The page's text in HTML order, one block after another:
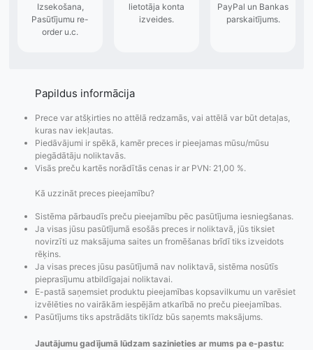
Pasūtījumu statusa
maiņas
paziņojumi,
Izsekošana,
Pasūtījumu re-
order u.c.
piegādes veidi un
to izmaksas bez
lietotāja konta
izveides.
PayPal
Papildus informācija
Prece var atšķirties no attēlā redzamās, vai attēlā var būt detaļas,
kuras nav iekļautas.
Piedāvājumi ir spēkā, kamēr preces ir pieejamas mūsu/mūsu
piegādātāju noliktavās.
Visās preču kartēs norādītās cenas ir ar PVN: 21,00 %.
Kā uzzināt preces pieejamību?
Sistēma pārbaudīs preču pieejamību pēc pasūtījuma iesniegšanas.
Ja visas jūsu pasūtījumā esošās preces ir noliktavā, jūs tiksiet
novirzīti uz maksājuma saites un fromēšanas brīdī tiks izveidots
rēķins.
Ja visas preces jūsu pasūtījumā nav noliktavā, sistēma nosūtīs
pieprasījumu atbildīgajai noliktavai.
E-pastā saņemsiet produktu pieejamības kopsavilkumu un varēsiet
izvēlēties no vairākām iespējām atkarībā no preču pieejamības.
Pasūtījums tiks apstrādāts tiklīdz būs saņemts maksājums.
Jautājumu gadījumā lūdzam sazinieties ar mums pa e-pastu: